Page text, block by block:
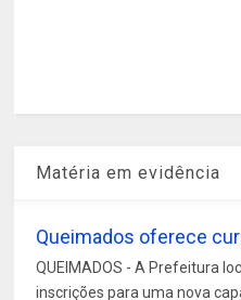
Matéria em evidência
Queimados oferece
QUEIMADOS - A Prefeitura
inscrições para uma nova